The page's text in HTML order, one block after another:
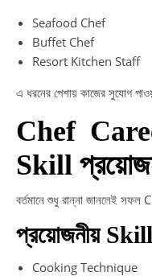
Seafood Chef
Buffet Chef
Resort Kitchen Staff
এ ধরনের পেশায় কাজের সুযোগ
Chef
Skill
বর্তমানে শুধু রান্না জানলেই
প্রয়োজনীয়
Cooking Technique